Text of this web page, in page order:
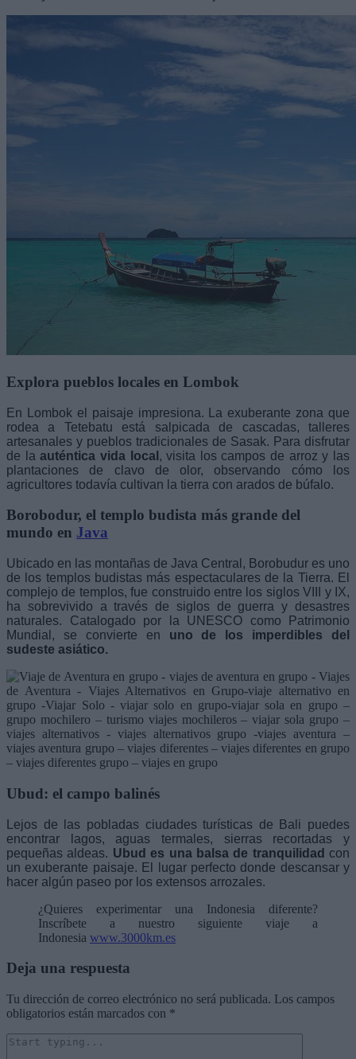
Explora pueblos locales en Lombok
En Lombok el paisaje impresiona. La exuberante zona que
rodea a Tetebatu está salpicada de cascadas, talleres
artesanales y pueblos tradicionales de Sasak. Para disfrutar
de laauténtica vida local , visita los campos de arroz y las
plantaciones de clavo de olor, observando cómo los
agricultores todavía cultivan la tierra con arados de búfalo.
Borobodur, el templo budista más grande del
mundo en Java
Ubicado en las montañas de Java Central, Borobudur es uno
de los templos budistas más espectaculares de la Tierra. El
complejo de templos, fue construido entre los siglos VIII y IX,
ha sobrevivido a través de siglos de guerra y desastres
naturales. Catalogado por la UNESCO como Patrimonio
Mundial, se convierte en uno de los imperdibles del
sudeste asiático.
Ubud: el campo balinés
Lejos de las pobladas ciudades turísticas de Bali puedes
encontrar lagos, aguas termales, sierras recortadas y
pequeñas aldeas. Ubud es una balsa de tranquilidad con
un exuberante paisaje. El lugar perfecto donde descansar y
hacer algún paseo por los extensos arrozales.
¿Quieres experimentar una Indonesia diferente?
Inscríbete a nuestro siguiente viaje a
Indonesia www.3000km.es
Deja una respuesta
Tu dirección de correo electrónico no será publicada. Los campos
obligatorios están marcados con *